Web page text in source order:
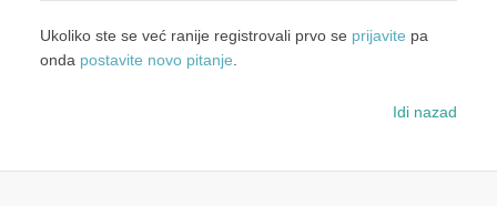
Ukoliko ste se već ranije registrovali prvo se prijavite pa
onda postavite novo pitanje.
Idi nazad